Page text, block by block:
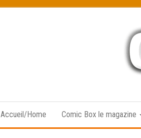
Accueil/Home Comic Box le magazine